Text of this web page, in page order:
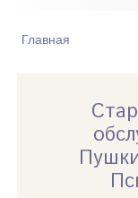
ВЫ ЗДЕСЬ
Главная